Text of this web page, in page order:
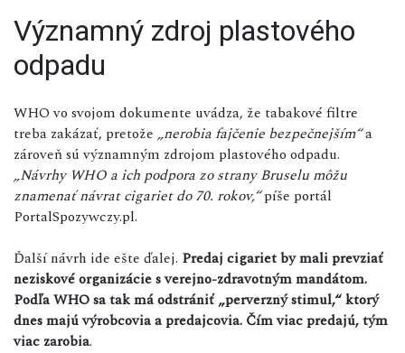
Významný zdroj plastového
odpadu
WHO vo svojom dokumente uvádza, že tabakové filtre
treba zakázať, pretože „nerobia fajčenie bezpečnejším“a
zároveň sú významným zdrojom plastového odpadu.
„Návrhy WHO a ich podpora zo strany Bruselu môžu
znamenať návrat cigariet do 70. rokov,“píše portál
PortalSpozywczy.pl.
Ďalší návrh ide ešte ďalej. Predaj cigariet by mali prevziať
neziskové organizácie s verejno-zdravotným mandátom.
Podľa WHO sa tak má odstrániť „perverzný stimul,“ ktorý
dnes majú výrobcovia a predajcovia. Čím viac predajú, tým
viac zarobia.